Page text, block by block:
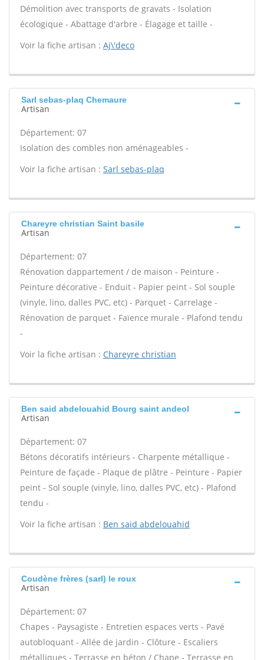
Démolition avec transports de gravats - Isolation
écologique - Abattage d'arbre - Élagage et taille -
Voir la fiche artisan : Aj\'deco
Sarl sebas-plaq Chemaure
Artisan
Département: 07
Isolation des combles non aménageables -
Voir la fiche artisan : Sarl sebas-plaq
Chareyre christian Saint basile
Artisan
Département: 07
Rénovation dappartement / de maison - Peinture -
Peinture décorative - Enduit - Papier peint - Sol souple
(vinyle, lino, dalles PVC, etc) - Parquet - Carrelage -
Rénovation de parquet - Faïence murale - Plafond tendu
-
Voir la fiche artisan : Chareyre christian
Ben said abdelouahid Bourg saint andeol
Artisan
Département: 07
Bétons décoratifs intérieurs - Charpente métallique -
Peinture de façade - Plaque de plâtre - Peinture - Papier
peint - Sol souple (vinyle, lino, dalles PVC, etc) - Plafond
tendu -
Voir la fiche artisan : Ben said abdelouahid
Coudène frères (sarl) le roux
Artisan
Département: 07
Chapes - Paysagiste - Entretien espaces verts - Pavé
autobloquant - Allée de jardin - Clôture - Escaliers
métalliques - Terrasse en béton / Chape - Terrasse en